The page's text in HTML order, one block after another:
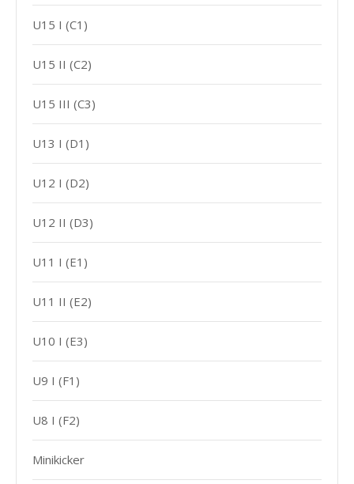
U15 I (C1)
U15 II (C2)
U15 III (C3)
U13 I (D1)
U12 I (D2)
U12 II (D3)
U11 I (E1)
U11 II (E2)
U10 I (E3)
U9 I (F1)
U8 I (F2)
Minikicker